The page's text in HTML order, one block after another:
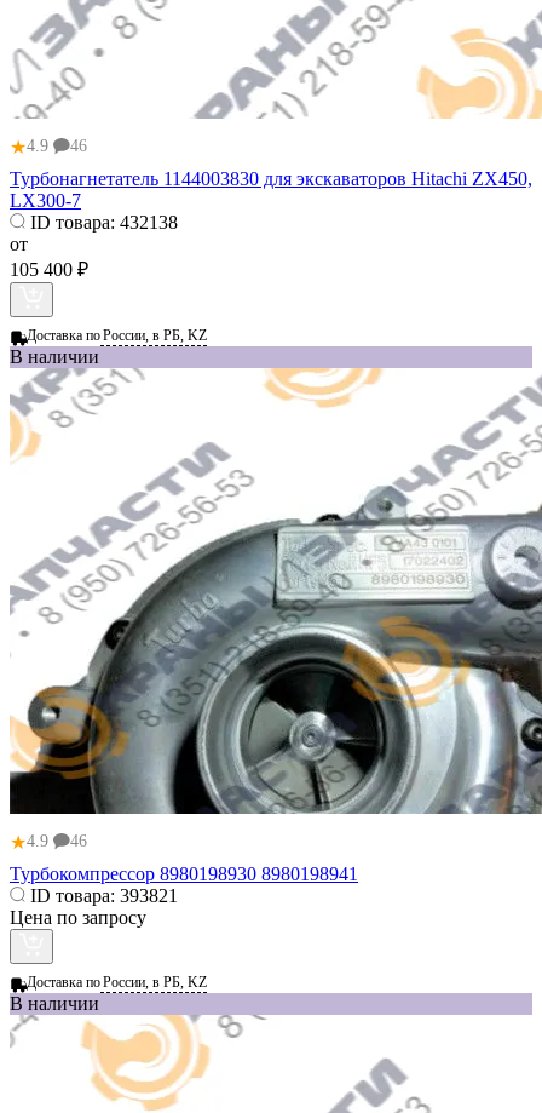
★4.9 46
Турбонагнетатель 1144003830 для экскаваторов Hitachi ZX450,
LX300-7
ID товара: 432138
от
105 400 ₽
Доставка поРоссии, в РБ, KZ
В наличии
★4.9 46
Турбокомпрессор 8980198930 8980198941
ID товара: 393821
Цена по запросу
Доставка поРоссии, в РБ, KZ
В наличии